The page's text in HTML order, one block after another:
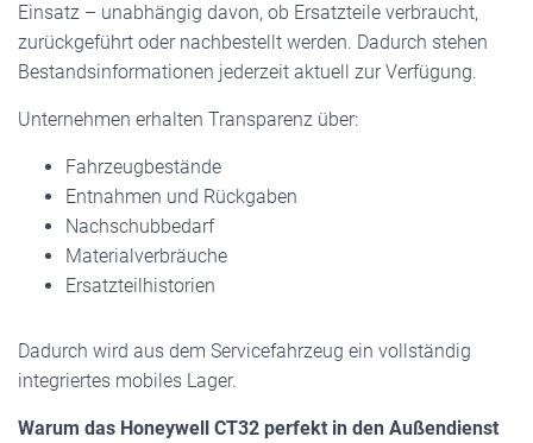
Einsatz – unabhängig davon, ob Ersatzteile verbraucht,
zurückgeführt oder nachbestellt werden. Dadurch stehen
Bestandsinformationen jederzeit aktuell zur Verfügung.
Unternehmen erhalten Transparenz über:
Fahrzeugbestände
Entnahmen und Rückgaben
Nachschubbedarf
Materialverbräuche
Ersatzteilhistorien
Dadurch wird aus dem Servicefahrzeug ein vollständig
integriertes mobiles Lager.
Warum das Honeywell CT32 perfekt in den Außendienst